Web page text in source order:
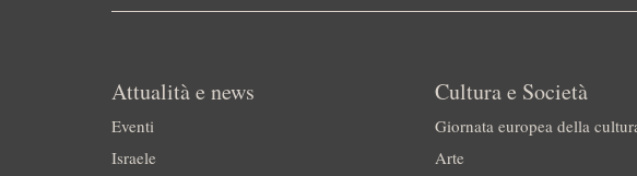
Attualità e news
Eventi
Israele
Cultura e Società
Giornata europea della
Arte